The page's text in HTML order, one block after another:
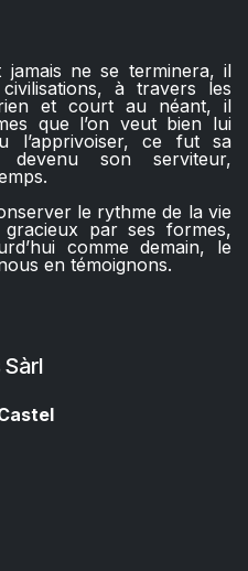
ne se terminera, il
à travers les
et court au néant, il
que l’on veut bien lui
l’apprivoiser, ce fut sa
son serviteur,
le rythme de la vie
par ses formes,
comme demain, le
en témoignons.